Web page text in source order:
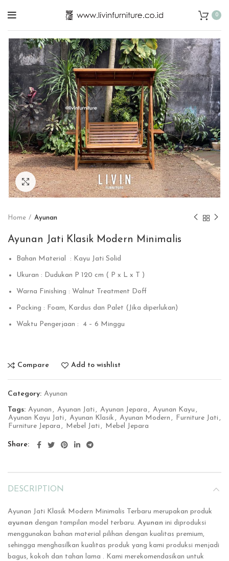
0
Click to enlarge
Home Ayunan
Ayunan Jati Klasik Modern Minimalis
Bahan Material : Kayu Jati Solid
Ukuran : Dudukan P 120 cm ( P x L x T )
Warna Finishing : Walnut Treatment Doff
Packing : Foam, Kardus dan Palet (Jika diperlukan)
Waktu Pengerjaan : 4 – 6 Minggu
Compare Add to wishlist
Category: Ayunan
Tags: Ayunan , Ayunan Jati , Ayunan Jepara , Ayunan Kayu ,
Ayunan Kayu Jati , Ayunan Klasik , Ayunan Modern , Furniture Jati ,
Furniture Jepara , Mebel Jati , Mebel Jepara
Share
DESCRIPTION
Ayunan Jati Klasik Modern Minimalis Terbaru merupakan produk
ayunan dengan tampilan model terbaru. Ayunan ini diproduksi
menggunakan bahan material pilihan dengan kualitas premium,
sehingga menghasilkan kualitas produk yang kami produksi menjadi
bagus, kokoh dan tahan lama . Kami merekomendasikan untuk